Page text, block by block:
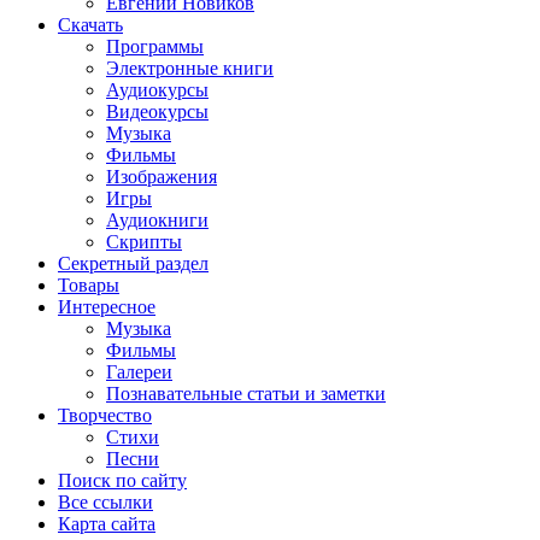
Скачать
Программы
Электронные книги
Аудиокурсы
Видеокурсы
Музыка
Фильмы
Изображения
Игры
Аудиокниги
Скрипты
Секретный раздел
Товары
Интересное
Музыка
Фильмы
Галереи
Познавательные статьи и заметки
Творчество
Стихи
Песни
Поиск по сайту
Все ссылки
Карта сайта